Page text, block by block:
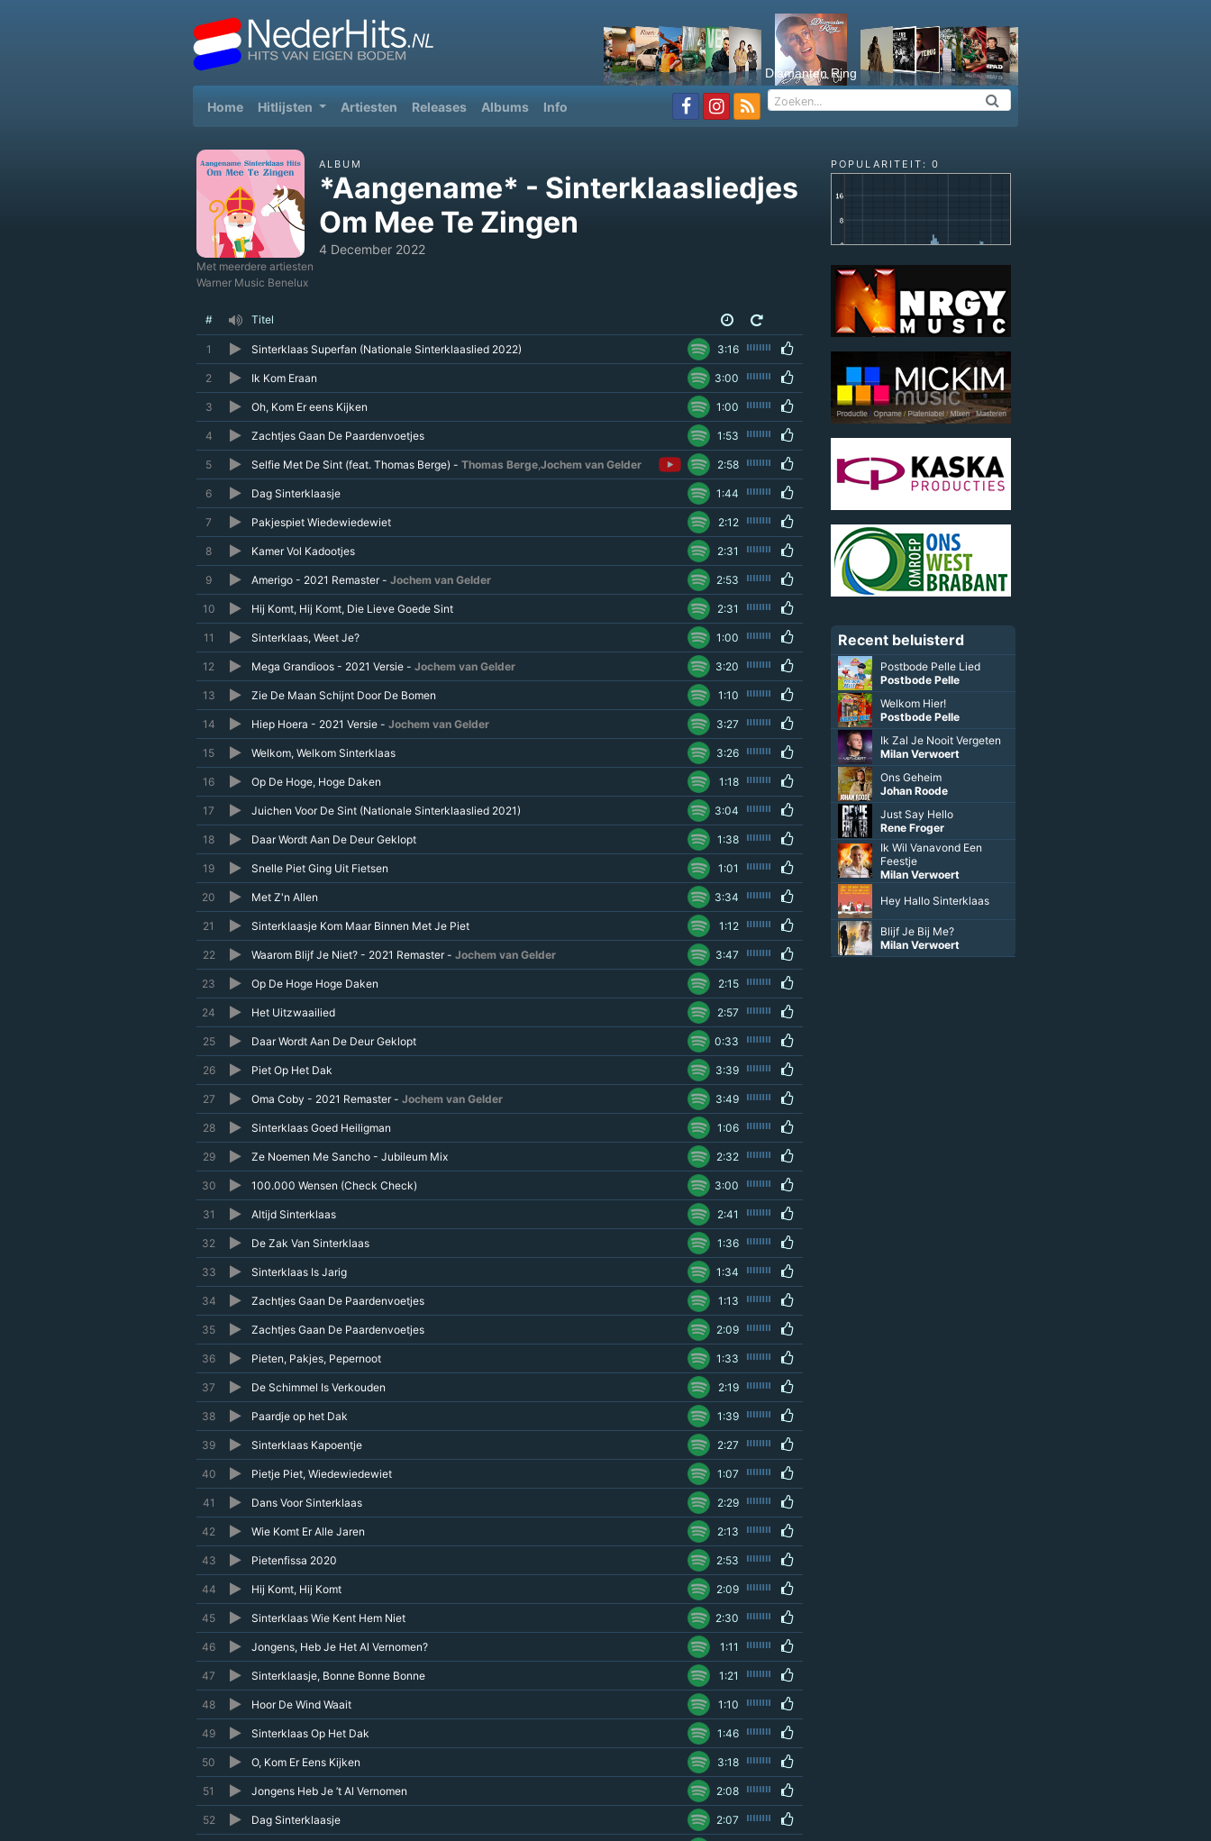
Diamanten Ring
Home(current)
Hitlijsten Artiesten Releases Albums Info
ALBUM
*Aangename* - Sinterklaasliedjes
Om Mee Te Zingen
4 December 2022
Met meerdere artiesten
Warner Music Benelux
# Titel
1 Sinterklaas Superfan (Nationale Sinterklaaslied 2022) 3:16
2 Ik Kom Eraan 3:00
3 Oh, Kom Er eens Kijken 1:00
4 Zachtjes Gaan De Paardenvoetjes 1:53
5 Selfie Met De Sint (feat. Thomas Berge) - Thomas Berge,Jochem van Gelder 2:58
6 Dag Sinterklaasje 1:44
7 Pakjespiet Wiedewiedewiet 2:12
8 Kamer Vol Kadootjes 2:31
9 Amerigo - 2021 Remaster - Jochem van Gelder 2:53
10 Hij Komt, Hij Komt, Die Lieve Goede Sint 2:31
11 Sinterklaas, Weet Je? 1:00
12 Mega Grandioos - 2021 Versie - Jochem van Gelder 3:20
13 Zie De Maan Schijnt Door De Bomen 1:10
14 Hiep Hoera - 2021 Versie - Jochem van Gelder 3:27
15 Welkom, Welkom Sinterklaas 3:26
16 Op De Hoge, Hoge Daken 1:18
17 Juichen Voor De Sint (Nationale Sinterklaaslied 2021) 3:04
18 Daar Wordt Aan De Deur Geklopt 1:38
19 Snelle Piet Ging Uit Fietsen 1:01
20 Met Z'n Allen 3:34
21 Sinterklaasje Kom Maar Binnen Met Je Piet 1:12
22 Waarom Blijf Je Niet? - 2021 Remaster - Jochem van Gelder 3:47
23 Op De Hoge Hoge Daken 2:15
24 Het Uitzwaailied 2:57
25 Daar Wordt Aan De Deur Geklopt 0:33
26 Piet Op Het Dak 3:39
27 Oma Coby - 2021 Remaster - Jochem van Gelder 3:49
28 Sinterklaas Goed Heiligman 1:06
29 Ze Noemen Me Sancho - Jubileum Mix 2:32
30 100.000 Wensen (Check Check) 3:00
31 Altijd Sinterklaas 2:41
32 De Zak Van Sinterklaas 1:36
33 Sinterklaas Is Jarig 1:34
34 Zachtjes Gaan De Paardenvoetjes 1:13
35 Zachtjes Gaan De Paardenvoetjes 2:09
36 Pieten, Pakjes, Pepernoot 1:33
37 De Schimmel Is Verkouden 2:19
38 Paardje op het Dak 1:39
39 Sinterklaas Kapoentje 2:27
40 Pietje Piet, Wiedewiedewiet 1:07
41 Dans Voor Sinterklaas 2:29
42 Wie Komt Er Alle Jaren 2:13
43 Pietenfissa 2020 2:53
44 Hij Komt, Hij Komt 2:09
45 Sinterklaas Wie Kent Hem Niet 2:30
46 Jongens, Heb Je Het Al Vernomen? 1:11
47 Sinterklaasje, Bonne Bonne Bonne 1:21
48 Hoor De Wind Waait 1:10
49 Sinterklaas Op Het Dak 1:46
50 O, Kom Er Eens Kijken 3:18
51 Jongens Heb Je ’t Al Vernomen 2:08
52 Dag Sinterklaasje 2:07
POPULARITEIT: 0
Recent beluisterd
Postbode Pelle Lied
Postbode Pelle
Welkom Hier!
Postbode Pelle
Ik Zal Je Nooit Vergeten
Milan Verwoert
Ons Geheim
Johan Roode
Just Say Hello
Rene Froger
Ik Wil Vanavond Een
Feestje
Milan Verwoert
Hey Hallo Sinterklaas
Blijf Je Bij Me?
Milan Verwoert